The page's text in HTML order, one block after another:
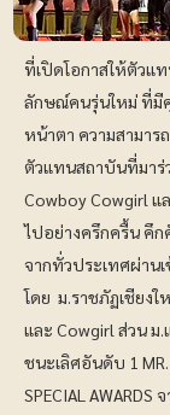
ที่เปิดโอกาสให้ตัวแ
ลักษณ์คนรุ่นใหม่ ที่
หน้าตา ความสามา
ตัวแทนสถาบันที่มาร่
Cowboy Cowgirl แ
ไปอย่างครึกครื้น คึ
จากทั่วประเทศผ่าน
โดย ม.ราชภัฏเชียงใ
และ Cowgirl ส่วน ม.
ชนะเลิศอันดับ 1 MR.
SPECIAL AWARDS